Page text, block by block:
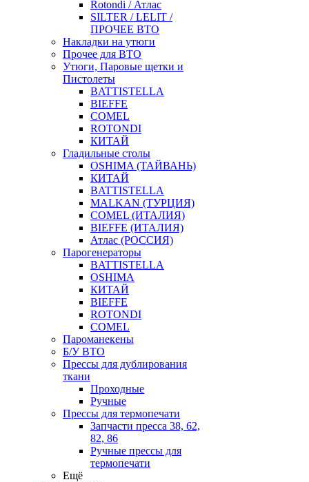
Rotondi / Атлас
SILTER / LELIT /
ПРОЧЕЕ ВТО
Накладки на утюги
Прочее для ВТО
Утюги, Паровые щетки и
Пистолеты
BATTISTELLA
BIEFFE
COMEL
ROTONDI
КИТАЙ
Гладильные столы
OSHIMA (ТАЙВАНЬ)
КИТАЙ
BATTISTELLA
MALKAN (ТУРЦИЯ)
COMEL (ИТАЛИЯ)
BIEFFE (ИТАЛИЯ)
Атлас (РОССИЯ)
Парогенераторы
BATTISTELLA
OSHIMA
КИТАЙ
BIEFFE
ROTONDI
COMEL
Пароманекены
Б/У ВТО
Прессы для дублирования
ткани
Проходные
Ручные
Прессы для термопечати
Запчасти пресса 38, 62,
82, 86
Ручные прессы для
термопечати
Ещё